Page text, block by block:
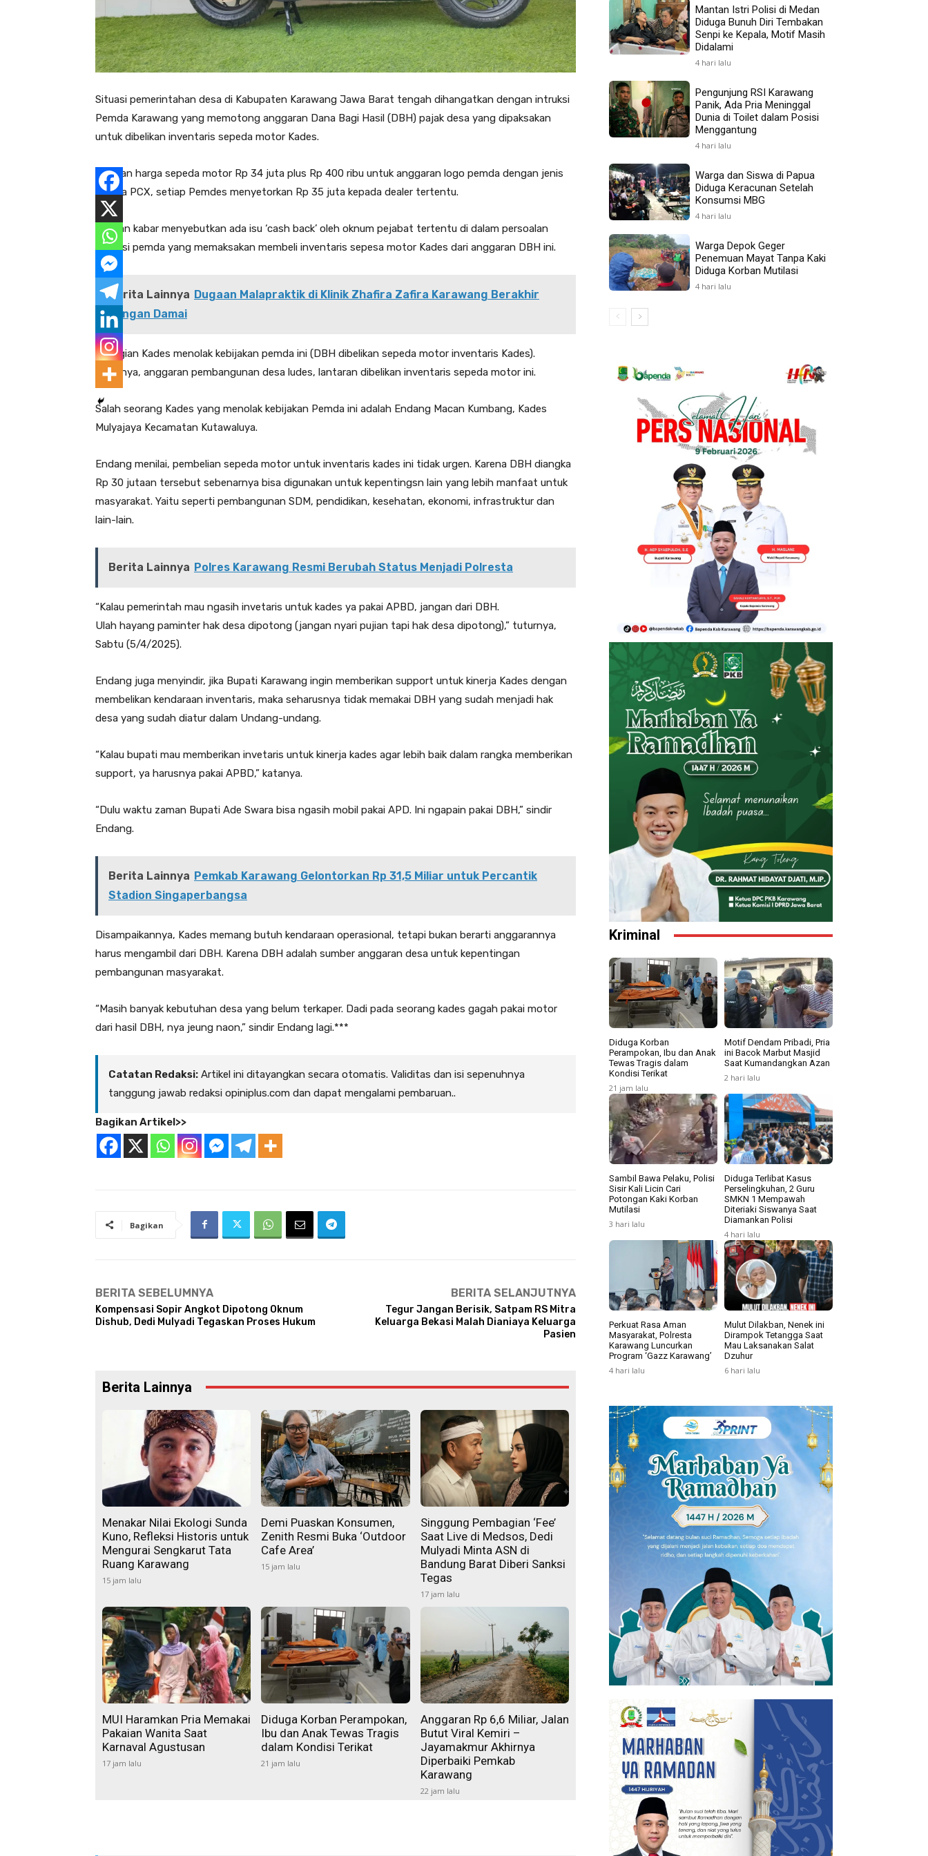
Situasi pemerintahan desa di Kabupaten Karawang Jawa Barat tengah dihangatkan dengan intruksi
Pemda Karawang yang memotong anggaran Dana Bagi Hasil (DBH) pajak desa yang dipaksakan
untuk dibelikan inventaris sepeda motor Kades.
Dengan harga sepeda motor Rp 34 juta plus Rp 400 ribu untuk anggaran logo pemda dengan jenis
Honda PCX, setiap Pemdes menyetorkan Rp 35 juta kepada dealer tertentu.
Bahkan kabar menyebutkan ada isu ‘cash back’ oleh oknum pejabat tertentu di dalam persoalan
intruksi pemda yang memaksakan membeli inventaris sepesa motor Kades dari anggaran DBH ini.
Berita Lainnya Dugaan Malapraktik di Klinik Zhafira Zafira Karawang Berakhir
dengan Damai
Sebagian Kades menolak kebijakan pemda ini (DBH dibelikan sepeda motor inventaris Kades).
Pasalnya, anggaran pembangunan desa ludes, lantaran dibelikan inventaris sepeda motor ini.
Salah seorang Kades yang menolak kebijakan Pemda ini adalah Endang Macan Kumbang, Kades
Mulyajaya Kecamatan Kutawaluya.
Endang menilai, pembelian sepeda motor untuk inventaris kades ini tidak urgen. Karena DBH diangka
Rp 30 jutaan tersebut sebenarnya bisa digunakan untuk kepentingsn lain yang lebih manfaat untuk
masyarakat. Yaitu seperti pembangunan SDM, pendidikan, kesehatan, ekonomi, infrastruktur dan
lain-lain.
Berita Lainnya Polres Karawang Resmi Berubah Status Menjadi Polresta
“Kalau pemerintah mau ngasih invetaris untuk kades ya pakai APBD, jangan dari DBH.
Ulah hayang paminter hak desa dipotong (jangan nyari pujian tapi hak desa dipotong),” tuturnya,
Sabtu (5/4/2025).
Endang juga menyindir, jika Bupati Karawang ingin memberikan support untuk kinerja Kades dengan
membelikan kendaraan inventaris, maka seharusnya tidak memakai DBH yang sudah menjadi hak
desa yang sudah diatur dalam Undang-undang.
“Kalau bupati mau memberikan invetaris untuk kinerja kades agar lebih baik dalam rangka memberikan
support, ya harusnya pakai APBD,” katanya.
“Dulu waktu zaman Bupati Ade Swara bisa ngasih mobil pakai APD. Ini ngapain pakai DBH,” sindir
Endang.
Berita Lainnya Pemkab Karawang Gelontorkan Rp 31,5 Miliar untuk Percantik
Stadion Singaperbangsa
Disampaikannya, Kades memang butuh kendaraan operasional, tetapi bukan berarti anggarannya
harus mengambil dari DBH. Karena DBH adalah sumber anggaran desa untuk kepentingan
pembangunan masyarakat.
“Masih banyak kebutuhan desa yang belum terkaper. Dadi pada seorang kades gagah pakai motor
dari hasil DBH, nya jeung naon,” sindir Endang lagi.***
Catatan Redaksi: Artikel ini ditayangkan secara otomatis. Validitas dan isi sepenuhnya
tanggung jawab redaksi opiniplus.com dan dapat mengalami pembaruan..
Bagikan Artikel>>
Bagikan
BERITA SEBELUMNYA
Kompensasi Sopir Angkot Dipotong Oknum
Dishub, Dedi Mulyadi Tegaskan Proses Hukum
BERITA SELANJUTNYA
Tegur Jangan Berisik, Satpam RS Mitra
Keluarga Bekasi Malah Dianiaya Keluarga
Pasien
Berita Lainnya
Menakar Nilai Ekologi Sunda
Kuno, Refleksi Historis untuk
Mengurai Sengkarut Tata
Ruang Karawang
15 jam lalu
Demi Puaskan Konsumen,
Zenith Resmi Buka ‘Outdoor
Cafe Area’
15 jam lalu
Singgung Pembagian ‘Fee’
Saat Live di Medsos, Dedi
Mulyadi Minta ASN di
Bandung Barat Diberi Sanksi
Tegas
17 jam lalu
MUI Haramkan Pria Memakai
Pakaian Wanita Saat
Karnaval Agustusan
17 jam lalu
Diduga Korban Perampokan,
Ibu dan Anak Tewas Tragis
dalam Kondisi Terikat
21 jam lalu
Anggaran Rp 6,6 Miliar, Jalan
Butut Viral Kemiri –
Jayamakmur Akhirnya
Diperbaiki Pemkab
Karawang
22 jam lalu
Mantan Istri Polisi di Medan
Diduga Bunuh Diri Tembakan
Senpi ke Kepala, Motif Masih
Didalami
4 hari lalu
Pengunjung RSI Karawang
Panik, Ada Pria Meninggal
Dunia di Toilet dalam Posisi
Menggantung
4 hari lalu
Warga dan Siswa di Papua
Diduga Keracunan Setelah
Konsumsi MBG
4 hari lalu
Warga Depok Geger
Penemuan Mayat Tanpa Kaki
Diduga Korban Mutilasi
4 hari lalu
Kriminal
Diduga Korban
Perampokan, Ibu dan Anak
Tewas Tragis dalam
Kondisi Terikat
21 jam lalu
Motif Dendam Pribadi, Pria
ini Bacok Marbut Masjid
Saat Kumandangkan Azan
2 hari lalu
Sambil Bawa Pelaku, Polisi
Sisir Kali Licin Cari
Potongan Kaki Korban
Mutilasi
3 hari lalu
Diduga Terlibat Kasus
Perselingkuhan, 2 Guru
SMKN 1 Mempawah
Diteriaki Siswanya Saat
Diamankan Polisi
4 hari lalu
Perkuat Rasa Aman
Masyarakat, Polresta
Karawang Luncurkan
Program ‘Gazz Karawang’
4 hari lalu
Mulut Dilakban, Nenek ini
Dirampok Tetangga Saat
Mau Laksanakan Salat
Dzuhur
6 hari lalu